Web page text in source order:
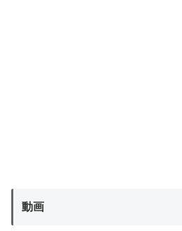
動画